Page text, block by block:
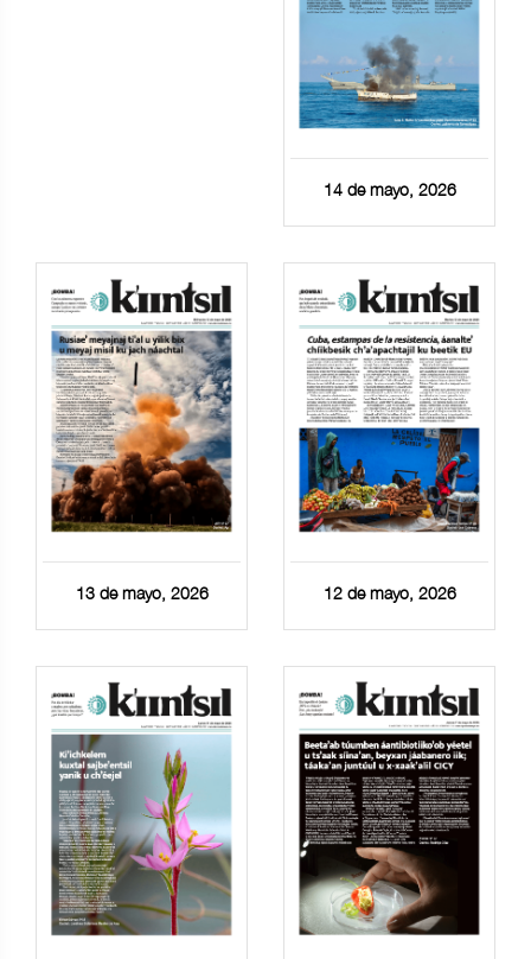
14 de mayo, 2026
13 de mayo, 2026 12 de mayo, 2026